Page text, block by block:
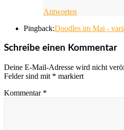
Antworten
Pingback:Doodles im Mai -
Schreibe einen Kommentar
Deine E-Mail-Adresse wird nicht
Felder sind mit * markiert
Kommentar *